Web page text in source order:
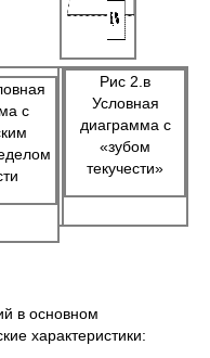
с
Рис 2.в
Условная
диаграмма с
«зубом
текучести»
в основном
характеристики: